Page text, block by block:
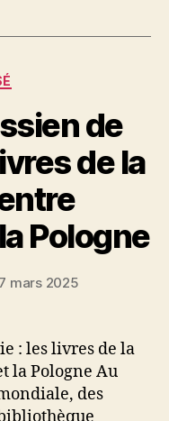
de
de la
Pologne
mars 2025
: les livres de la
la Pologne Au
des